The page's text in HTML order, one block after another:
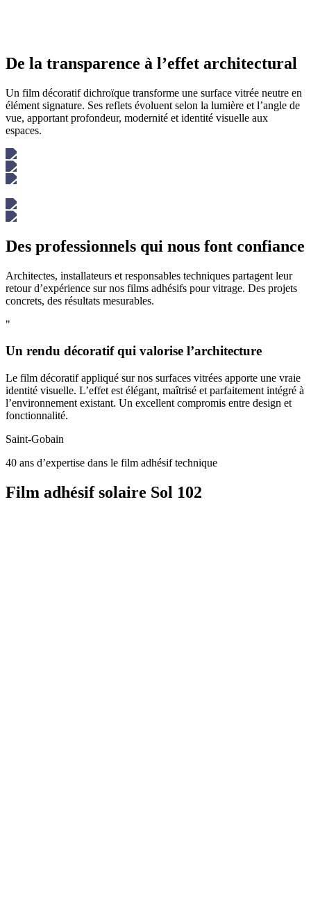
De la transparence à l’effet architectural
Un film décoratif dichroïque transforme une surface vitrée neutre en
élément signature. Ses reflets évoluent selon la lumière et l’angle de
vue, apportant profondeur, modernité et identité visuelle aux
espaces.
Des professionnels qui nous font confiance
Architectes, installateurs et responsables techniques partagent leur
retour d’expérience sur nos films adhésifs pour vitrage. Des projets
concrets, des résultats mesurables.
"
Un rendu décoratif qui valorise l’architecture
Le film décoratif appliqué sur nos surfaces vitrées apporte une vraie
identité visuelle. L’effet est élégant, maîtrisé et parfaitement intégré à
l’environnement existant. Un excellent compromis entre design et
fonctionnalité.
Saint-Gobain
40 ans d’expertise dans le film adhésif technique
Film adhésif solaire Sol 102